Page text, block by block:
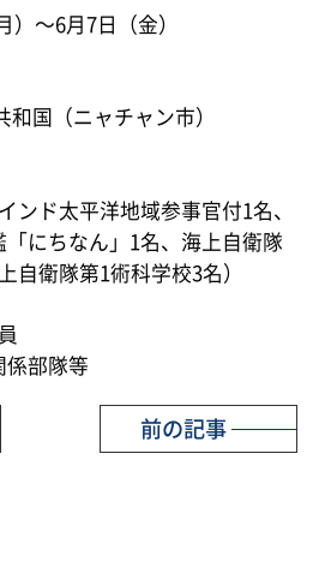
～6月7日（金）
国（ニャチャン市）
ド太平洋地域参事官付1名、
にちなん」1名、海上自衛隊
自衛隊第1術科学校3名）
部隊等
前の記事